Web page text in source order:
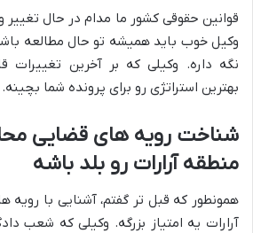
قوانین حقوقی کشور ما مدام در حال
وکیل خوب باید همیشه تو حال مطالعه
نگه داره. وکیلی که بر آخرین تغییرات
بهترین استراتژی رو برای پرونده شما بچینه.
شناخت رویه های قضایی
منطقه آرارات رو بلد باشه
همونطور که قبل تر گفتم، آشنایی با رویه
آرارات یه امتیاز بزرگه. وکیلی که شعب